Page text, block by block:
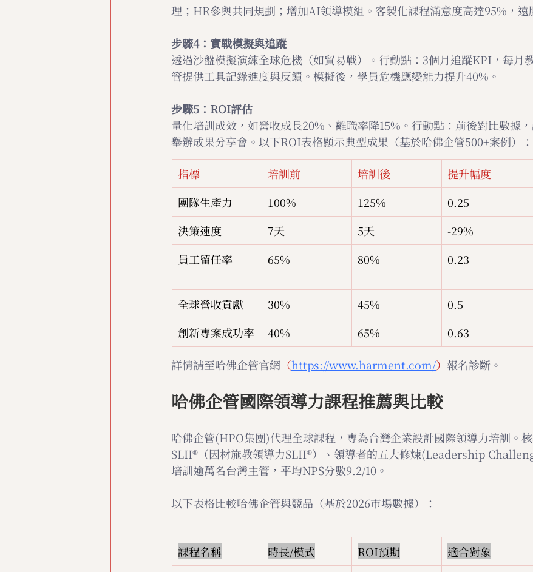
理；HR參與共同規劃；增加AI領導模組。客製化課程滿意度高達95%，遠
步驟4：實戰模擬與追蹤
透過沙盤模擬演練全球危機（如貿易戰）。行動點：3個月追蹤KPI，每月
管提供工具記錄進度與反饋。模擬後，學員危機應變能力提升40%。
步驟5：ROI評估
量化培訓成效，如營收成長20%、離職率降15%。行動點：前後對比數據
舉辦成果分享會。以下ROI表格顯示典型成果（基於哈佛企管500+案例）：
指標 培訓前 培訓後 提升幅度
團隊生產力
100% 125% 0.25
決策速度
7天 5天 -29%
員工留任率
65% 80% 0.23
全球營收貢獻
30% 45% 0.5
創新專案成功率
40% 65% 0.63
詳情請至哈佛企管官網 （https://www.harment.com/） 報名診斷。
哈佛企管國際領導力課程推薦與比較
哈佛企管(HPO集團)代理全球課程，專為台灣企業設計國際領導力培訓。
SLII®（因材施教領導力SLII®）、領導者的五大修煉(Leadership
培訓逾萬名台灣主管，平均NPS分數9.2/10。
以下表格比較哈佛企管與競品（基於2026市場數據）：
課程名稱 時長/模式 ROI預期 適合對象